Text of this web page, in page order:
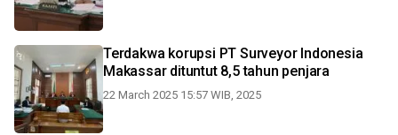
Terdakwa korupsi PT Surveyor Indonesia
Makassar dituntut 8,5 tahun penjara
22 March 2025 15:57 WIB, 2025